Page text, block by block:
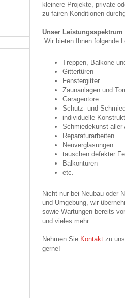
kleinere Projekte, private
zu fairen Konditionen
Unser Leistungsspektrum
Wir bieten Ihnen folgende
Treppen, Balkone
Gittertüren
Fenstergitter
Zaunanlagen und
Garagentore
Schutz- und
individuelle
Schmiedekunst aller
Reparaturarbeiten
Neuverglasungen
tauschen defekter
Balkontüren
etc.
Nicht nur bei Neubau oder
und Umgebung, wir
sowie Wartungen bereits
und vieles mehr.
Nehmen Sie Kontakt zu
gerne!